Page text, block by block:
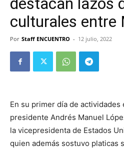
culturales entre
Por Staff ENCUENTRO - 12 julio, 2022
En su primer día de actividades
presidente Andrés Manuel
la vicepresidenta de Estados
quien además sostuvo platicas